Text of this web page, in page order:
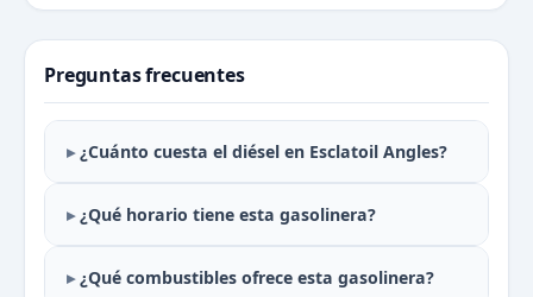
Preguntas frecuentes
¿Cuánto cuesta el diésel en Esclatoil Angles?
¿Qué horario tiene esta gasolinera?
¿Qué combustibles ofrece esta gasolinera?